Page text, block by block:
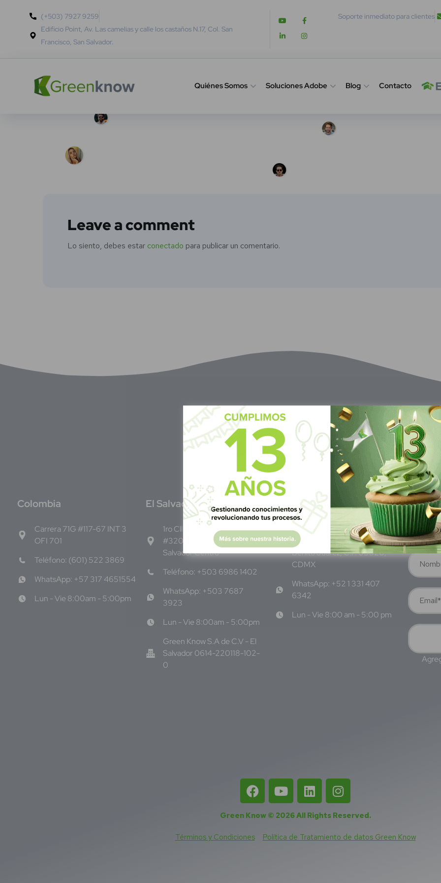
(+503) 7927 9259
Edificio Point, Av. Las camelias y calle los castaños N.17, Col. San
Francisco, San Salvador.
Soporte inmediato para clientes
Quiénes Somos Soluciones Adobe Blog Contacto
Leave a comment
Lo siento, debes estar conectado para publicar un comentario.
Colombia
Carrera 71G #117-67 INT 3
OFI 701
Teléfono: (601) 522 3869
WhatsApp: +57 317 4651554
Lun - Vie 8:00am - 5:00pm
El Salvador
1ro Cll Pte, y 61 Av Nte,
#3206, Local 9, San
Salvador Centro
Teléfono: +503 6986 1402
WhatsApp: +503 7687
3923
Lun - Vie 8:00am - 5:00pm
Green Know S.A de C.V - El
Salvador 0614-220118-102-
0
M éxico
Calle Pitágoras 234, Col.
Narvarte Poniente, Alcaldía
Benito Juárez, C.P. 03020,
CDMX
WhatsApp: +52 1 331 407
6342
Lun - Vie 8:00 am - 5:00 pm
S
Green Know © 2026All Rights Reserved.
Términos y Condiciones Política de Tratamiento de datos Green Know